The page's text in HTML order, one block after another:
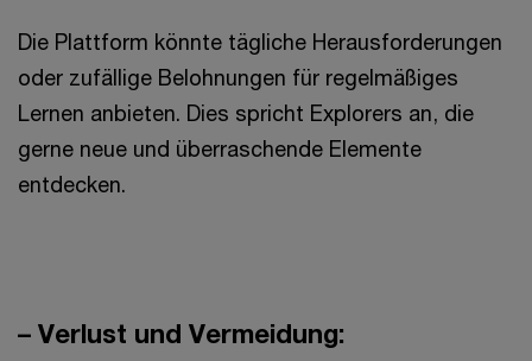
Die Plattform könnte tägliche Herausforderungen
oder zufällige Belohnungen für regelmäßiges
Lernen anbieten. Dies spricht Explorers an, die
gerne neue und überraschende Elemente
entdecken.
– Verlust und Vermeidung: